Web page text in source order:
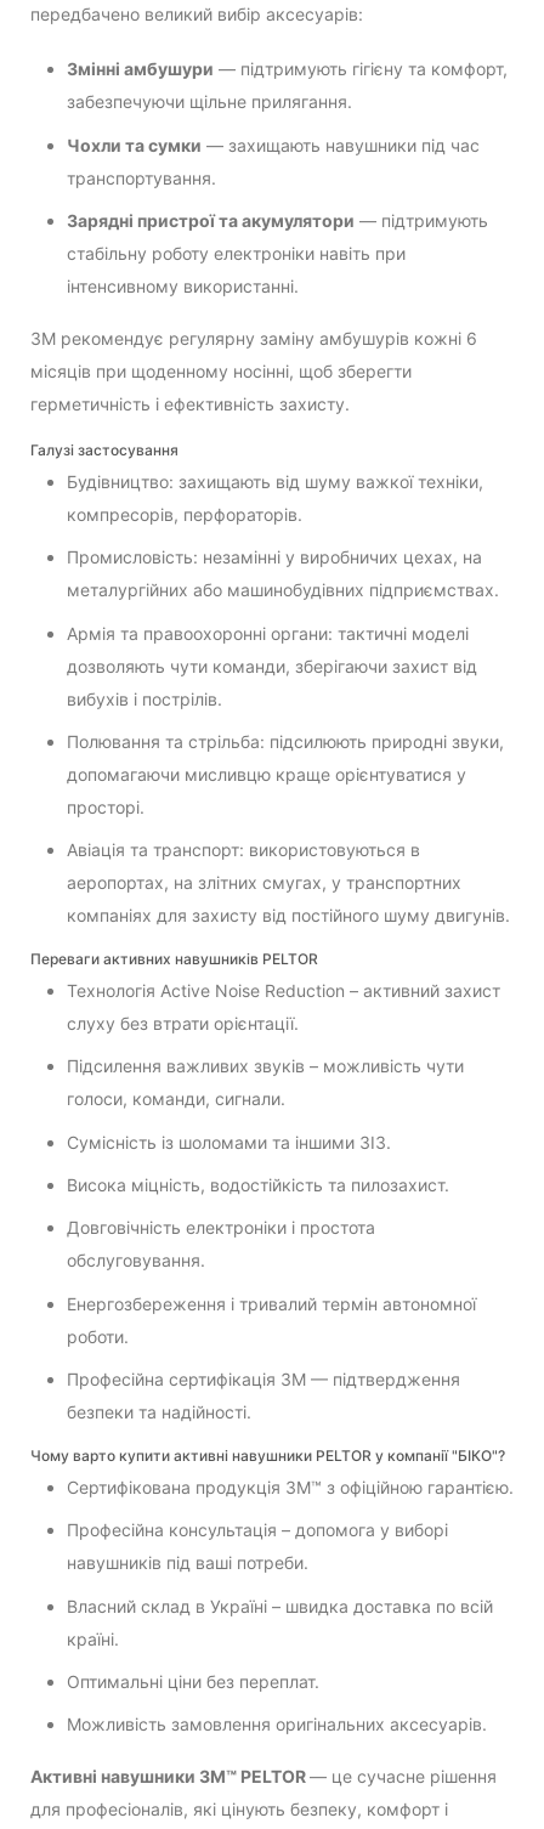
передбачено великий вибір аксесуарів:
Змінні амбушури — підтримують гігієну та комфорт,
забезпечуючи щільне прилягання.
Чохли та сумки — захищають навушники під час
транспортування.
Зарядні пристрої та акумулятори — підтримують
стабільну роботу електроніки навіть при
інтенсивному використанні.
3M рекомендує регулярну заміну амбушурів кожні 6
місяців при щоденному носінні, щоб зберегти
герметичність і ефективність захисту.
Галузі застосування
Будівництво: захищають від шуму важкої техніки,
компресорів, перфораторів.
Промисловість: незамінні у виробничих цехах, на
металургійних або машинобудівних підприємствах.
Армія та правоохоронні органи: тактичні моделі
дозволяють чути команди, зберігаючи захист від
вибухів і пострілів.
Полювання та стрільба: підсилюють природні звуки,
допомагаючи мисливцю краще орієнтуватися у
просторі.
Авіація та транспорт: використовуються в
аеропортах, на злітних смугах, у транспортних
компаніях для захисту від постійного шуму двигунів.
Переваги активних навушників PELTOR
Технологія Active Noise Reduction – активний захист
слуху без втрати орієнтації.
Підсилення важливих звуків – можливість чути
голоси, команди, сигнали.
Сумісність із шоломами та іншими ЗІЗ.
Висока міцність, водостійкість та пилозахист.
Довговічність електроніки і простота
обслуговування.
Енергозбереження і тривалий термін автономної
роботи.
Професійна сертифікація 3M — підтвердження
безпеки та надійності.
Чому варто купити активні навушники PELTOR у компанії "БІКО"?
Сертифікована продукція 3M™ з офіційною гарантією.
Професійна консультація – допомога у виборі
навушників під ваші потреби.
Власний склад в Україні – швидка доставка по всій
країні.
Оптимальні ціни без переплат.
Можливість замовлення оригінальних аксесуарів.
Активні навушники 3M™ PELTOR— це сучасне рішення
для професіоналів, які цінують безпеку, комфорт і